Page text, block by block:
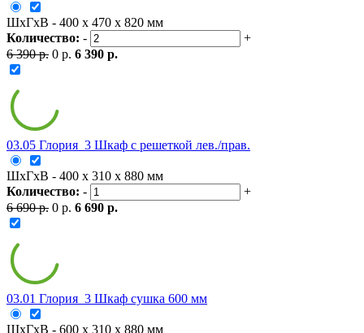
ШxГxВ - 400 x 470 x 820 мм
Количество: -
+
6 390 р. 0 р. 6 390 р.
03.05 Глория_3 Шкаф с решеткой лев./прав.
ШxГxВ - 400 x 310 x 880 мм
Количество: -
+
6 690 р. 0 р. 6 690 р.
03.01 Глория_3 Шкаф сушка 600 мм
ШxГxВ - 600 x 310 x 880 мм